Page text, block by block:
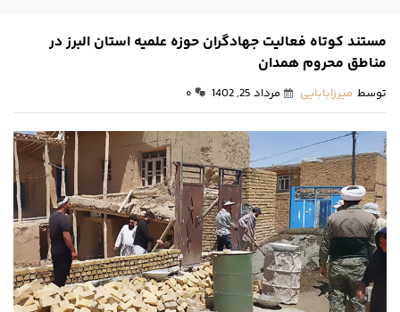
مستند کوتاه فعالیت جهادگران حوزه علمیه استان البرز در
مناطق محروم همدان
توسط میرزابابایی مرداد 25, 1402 ۰